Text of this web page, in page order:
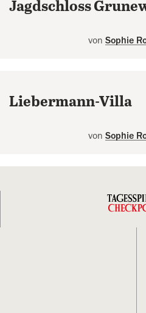
Jagdschloss
von Sophie
Liebermann-Villa
von Sophie